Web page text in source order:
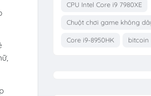
CPU Intel Core i9 7980XE
Chuột chơi game không
G703
Core i9-8950HK bitcoin